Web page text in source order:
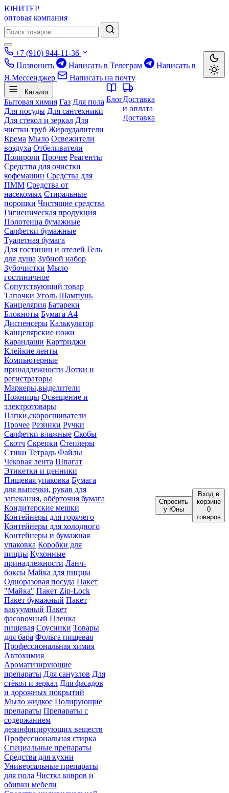
ЮНИТЕР
оптовая компания
+7 (910) 944-11-36
Позвонить
Написать в Телеграм
Написать в
Я.Мессенджер
Написать на почту
Каталог
Бытовая химия Газ Для пола
Для посуды Для сантехники
Для стекол и зеркал Для
чистки труб Жироудалители
Крема Мыло Освежители
воздуха Отбеливатели
Полироли Прочее Реагенты
Средства для очистки
кофемашин Средства для
ПММ Средства от
насекомых Стиральные
порошки Чистящие средства
Гигиеническая продукция
Полотенца бумажные
Салфетки бумажные
Туалетная бумага
Для гостиниц и отелей Гель
для душа Зубной набор
Зубочистки Мыло
гостиничное
Сопутствующий товар
Тапочки Уголь Шампунь
Канцелярия Батареки
Блокноты Бумага А4
Диспенсеры Калькулятор
Канцелярские ножи
Карандаши Картриджи
Клейкие ленты
Компьютерные
принадлежности Лотки и
регистраторы
Маркеры,выделители
Ножницы Освещение и
электротовары
Папки,скоросшиватели
Прочее Резинки Ручки
Салфетки влажные Скобы
Скотч Скрепки Степлеры
Стики Тетрадь Файлы
Чековая лента Шпагат
Этикетки и ценники
Пищевая упаковка Бумага
для выпечки, рукав для
запекания, обёрточня бумага
Кондитерские мешки
Контейнеры для горячего
Контейнеры для холодного
Контейнеры и бумажная
упаковка Коробки для
пиццы Кухонные
принадлежности Ланч-
боксы Майка для пиццы
Одноразовая посуда Пакет
"Майка" Пакет Zip-Lock
Пакет бумажный Пакет
вакуумный Пакет
фасовочный Пленка
пищевая Соусники Товары
для бара Фольга пищевая
Профессиональная химия
Автохимия
Ароматизирующие
препараты Для санузлов Для
стёкол и зеркал Для фасадов
и дорожных покрытий
Мыло жидкое Полирующие
препараты Препараты с
содержанием
дезинфицирующих веществ
Профессиональная стирка
Специальные препараты
Средства для кухни
Универсальные препараты
для пола Чистка ковров и
обивки мебели
БлогДоставка
и оплата
Доставка
Спросить
у Юны
Вход в
корзине
0
товаров